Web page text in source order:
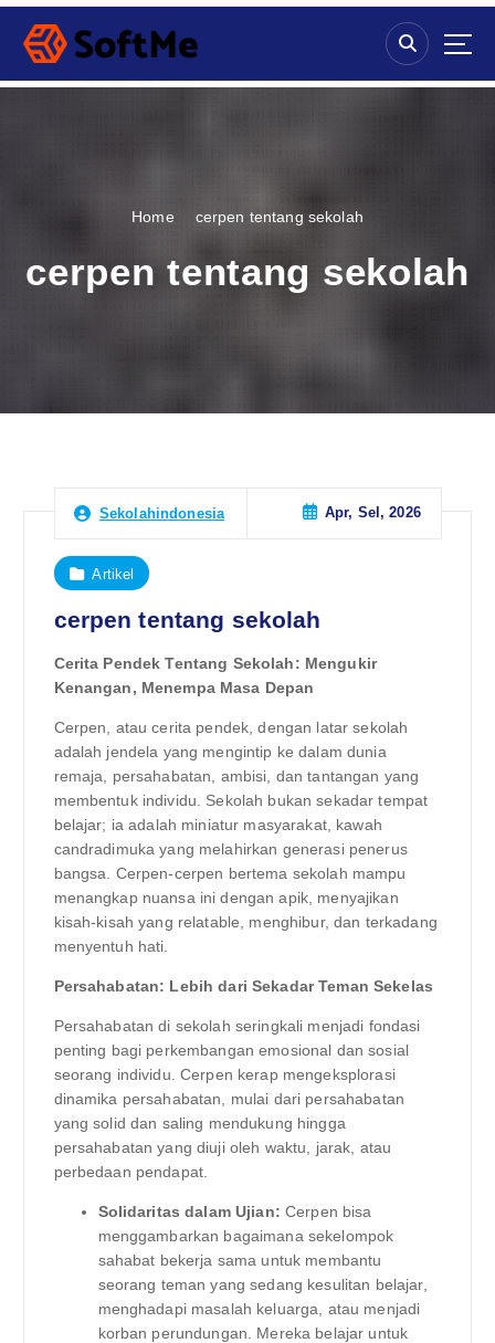
S
p
Home cerpen tentang sekolah
cerpen tentang sekolah
Sekolahindonesia Apr, Sel, 2026
Artikel
cerpen tentang sekolah
Cerita Pendek Tentang Sekolah: Mengukir
Kenangan, Menempa Masa Depan
Cerpen, atau cerita pendek, dengan latar sekolah
adalah jendela yang mengintip ke dalam dunia
remaja, persahabatan, ambisi, dan tantangan yang
membentuk individu. Sekolah bukan sekadar tempat
belajar; ia adalah miniatur masyarakat, kawah
candradimuka yang melahirkan generasi penerus
bangsa. Cerpen-cerpen bertema sekolah mampu
menangkap nuansa ini dengan apik, menyajikan
kisah-kisah yang relatable, menghibur, dan terkadang
menyentuh hati.
Persahabatan: Lebih dari Sekadar Teman Sekelas
Persahabatan di sekolah seringkali menjadi fondasi
penting bagi perkembangan emosional dan sosial
seorang individu. Cerpen kerap mengeksplorasi
dinamika persahabatan, mulai dari persahabatan
yang solid dan saling mendukung hingga
persahabatan yang diuji oleh waktu, jarak, atau
perbedaan pendapat.
Solidaritas dalam Ujian: Cerpen bisa
menggambarkan bagaimana sekelompok
sahabat bekerja sama untuk membantu
seorang teman yang sedang kesulitan belajar,
menghadapi masalah keluarga, atau menjadi
korban perundungan. Mereka belajar untuk